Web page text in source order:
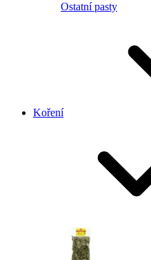
Ostatní pasty
Koření